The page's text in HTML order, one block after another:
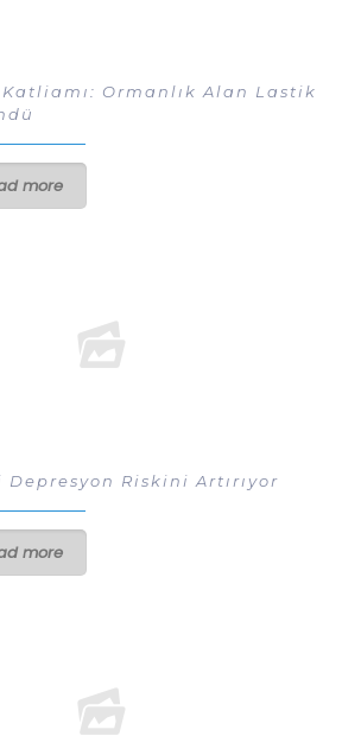
Ormanlık Alan Lastik
more
Riskini Artırıyor
more